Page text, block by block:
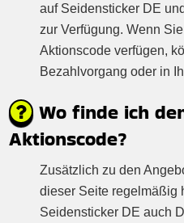
auf Seidensticker DE
zur Verfügung. Wenn
Aktionscode verfügen,
Bezahlvorgang oder in
Wo finde ich
Aktionscode?
Zusätzlich zu den
dieser Seite regelmäßig
Seidensticker DE auch